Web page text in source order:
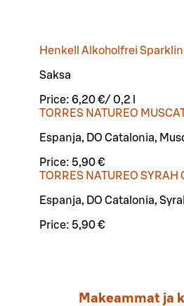
Henkell Alkoholfrei
Saksa
Price: 6,20 €/ 0,2 l
TORRES NATUREO
Espanja, DO Catalonia,
Price: 5,90 €
TORRES NATUREO SYRAH
Espanja, DO Catalonia,
Price: 5,90 €
Makeammat ja